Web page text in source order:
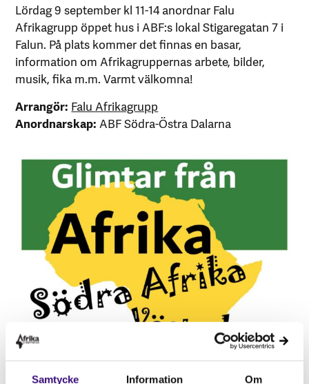
Samtycke Information Om
Lördag 9 september kl 11-14 anordnar Falu
Afrikagrupp öppet hus i ABF:s lokal Stigaregatan 7 i
Falun. På plats kommer det finnas en basar,
information om Afrikagruppernas arbete, bilder,
musik, fika m.m. Varmt välkomna!
Arrangör: Falu Afrikagrupp
Anordnarskap: ABF Södra-Östra Dalarna